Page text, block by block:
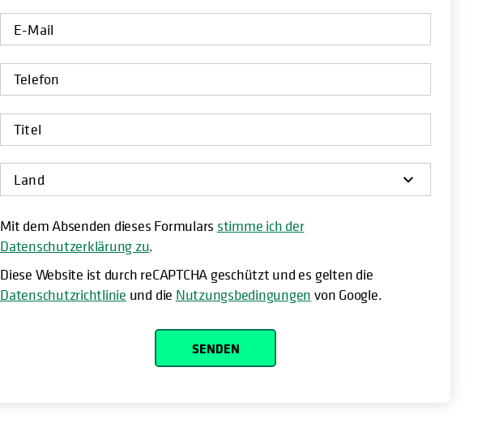
Mit dem Absenden dieses Formulars stimme ich der
Datenschutzerklärung zu.
Diese Website ist durch reCAPTCHA geschützt und es gelten die
Datenschutzrichtlinie und die Nutzungsbedingungen von Google.
SENDEN